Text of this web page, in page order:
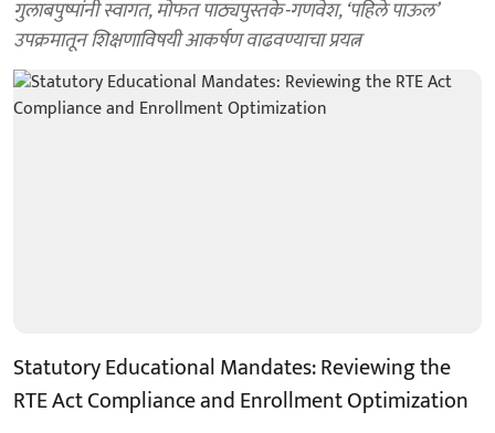
गुलाबपुष्पांनी स्वागत, मोफत पाठ्यपुस्तके-गणवेश, ‘पहिले पाऊल’
उपक्रमातून शिक्षणाविषयी आकर्षण वाढवण्याचा प्रयत्न
Statutory Educational Mandates: Reviewing the
RTE Act Compliance and Enrollment Optimization